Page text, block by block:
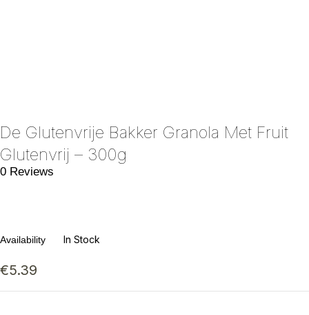
De Glutenvrije Bakker Granola Met Fruit
Glutenvrij – 300g
0 Reviews
Availability In Stock
€5.39